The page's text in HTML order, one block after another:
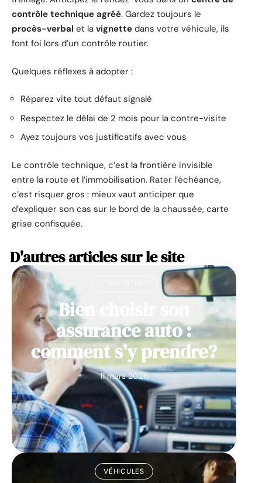
contrôle technique agréé. Gardez toujours le
procès-verbal et la vignette dans votre véhicule, ils
font foi lors d’un contrôle routier.
Quelques réflexes à adopter :
Réparez vite tout défaut signalé
Respectez le délai de 2 mois pour la contre-visite
Ayez toujours vos justificatifs avec vous
Le contrôle technique, c’est la frontière invisible
entre la route et l’immobilisation. Rater l’échéance,
c’est risquer gros : mieux vaut anticiper que
d’expliquer son cas sur le bord de la chaussée, carte
grise confisquée.
D'autres articles sur le site
Bien choisir son
assurance auto :
comment s’y prendre?
11 mars 2026
VÉHICULES